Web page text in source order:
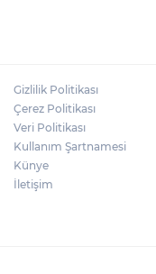
Gizlilik Politikası
Çerez Politikası
Veri Politikası
Kullanım Şartnamesi
Künye
İletişim